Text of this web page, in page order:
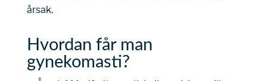
årsak.
Hvordan får man
gynekomasti?